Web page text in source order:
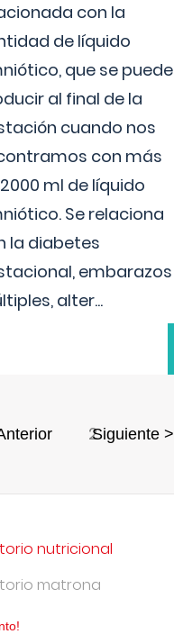
con la
de líquido
que se puede
al final de la
cuando nos
con más
ml de líquido
Se relaciona
la diabetes
embarazos
alter...
2Siguiente >
nutricional
matrona